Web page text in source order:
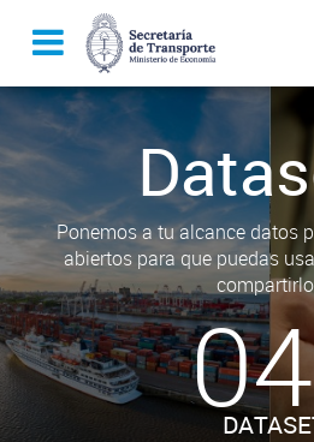
Ponemos a tu alcance datos
abiertos para que puedas